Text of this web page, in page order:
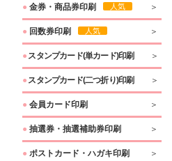
● 金券・商品券印刷 人気
● 回数券印刷 人気
● スタンプカード(単カード)印刷
● スタンプカード(二つ折り)印刷
● 会員カード印刷
● 抽選券・抽選補助券印刷
● ポストカード・ハガキ印刷